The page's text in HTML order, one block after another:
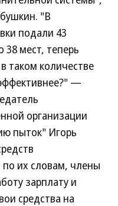
"В
подали 43
мест, теперь
таком количестве
—
организации
пыток" Игорь
их словам, члены
зарплату и
средства на